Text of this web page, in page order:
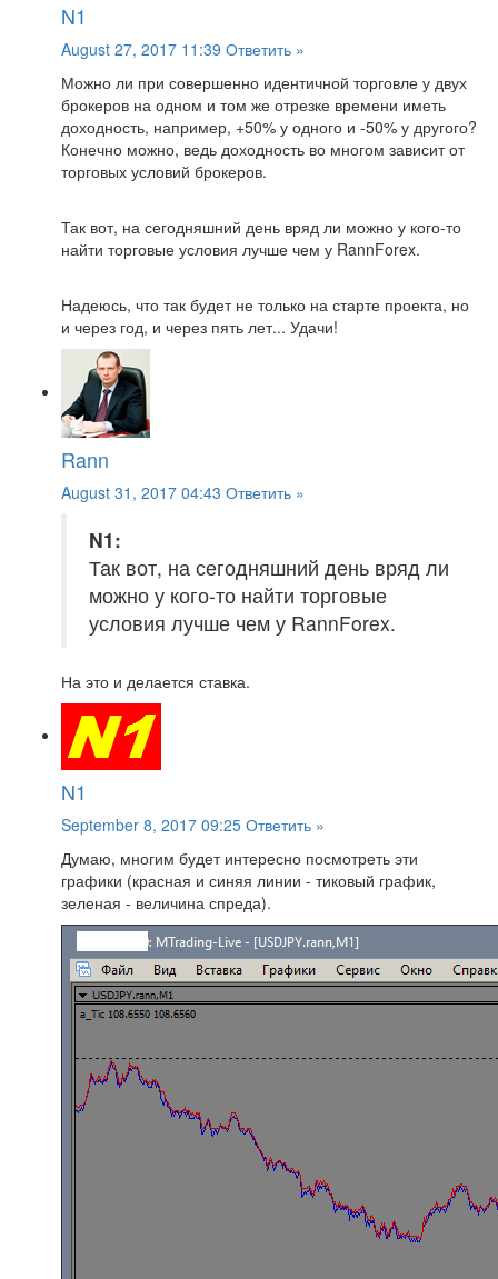
N1
August 27, 2017 11:39 Ответить »
Можно ли при совершенно идентичной торговле у двух
брокеров на одном и том же отрезке времени иметь
доходность, например, +50% у одного и -50% у другого?
Конечно можно, ведь доходность во многом зависит от
торговых условий брокеров.
Так вот, на сегодняшний день вряд ли можно у кого-то
найти торговые условия лучше чем у RannForex.
Надеюсь, что так будет не только на старте проекта, но
и через год, и через пять лет... Удачи!
Rann
August 31, 2017 04:43 Ответить »
N1:
Так вот, на сегодняшний день вряд ли
можно у кого-то найти торговые
условия лучше чем у RannForex.
На это и делается ставка.
N1
September 8, 2017 09:25 Ответить »
Думаю, многим будет интересно посмотреть эти
графики (красная и синяя линии - тиковый график,
зеленая - величина спреда).